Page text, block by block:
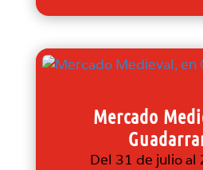
Mercado
Del 31 de julio al